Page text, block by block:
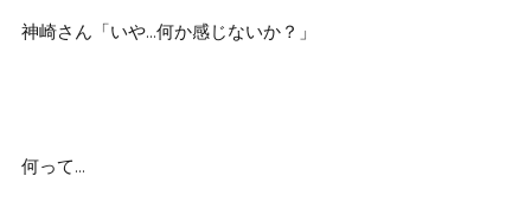
神崎さん「いや…何か感じないか？」
何って…